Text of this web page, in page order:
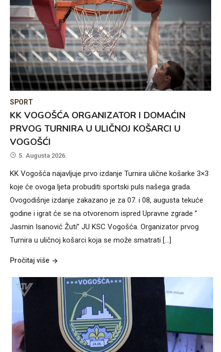
SPORT
KK VOGOŠĆA ORGANIZATOR I DOMAĆIN
PRVOG TURNIRA U ULIČNOJ KOŠARCI U
VOGOŠĆI
5. Augusta 2026.
KK Vogošća najavljuje prvo izdanje Turnira ulične košarke 3×3
koje će ovoga ljeta probuditi sportski puls našega grada.
Ovogodišnje izdanje zakazano je za 07. i 08, augusta tekuće
godine i igrat će se na otvorenom ispred Upravne zgrade ”
Jasmin Isanović Žuti” JU KSC Vogošća. Organizator prvog
Turnira u uličnoj košarci koja se može smatrati […]
Pročitaj više